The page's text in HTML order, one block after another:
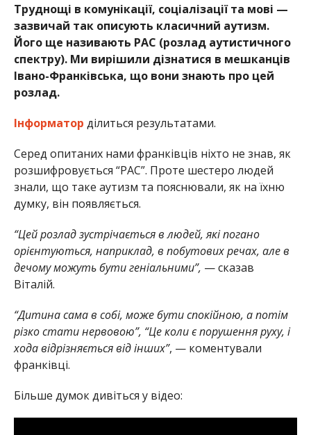
Труднощі в комунікації, соціалізації та мові —
зазвичай так описують класичний аутизм.
Його ще називають РАС (розлад аутистичного
спектру). Ми вирішили дізнатися в мешканців
Івано-Франківська, що вони знають про цей
розлад.
Інформатор ділиться результатами.
Серед опитаних нами франківців ніхто не знав, як
розшифровується “РАС”. Проте шестеро людей
знали, що таке аутизм та пояснювали, як на їхню
думку, він появляється.
“Цей розлад зустрічається в людей, які погано
орієнтуються, наприклад, в побутових речах, але в
дечому можуть бути геніальними”, — сказав
Віталій.
“Дитина сама в собі, може бути спокійною, а потім
різко стати нервовою”, “Це коли є порушення руху, і
хода відрізняється від інших”, — коментували
франківці.
Більше думок дивіться у відео: